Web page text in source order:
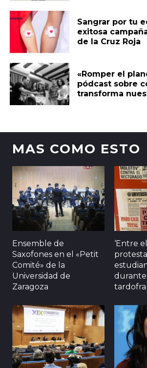
Sangrar por tu
exitosa
de la Cruz Roja
«Romper el
pódcast sobre
transforma
MAS COMO ESTO
Ensemble de
Saxofones en el «Petit
Comité» de la
Universidad de
Zaragoza
‘Entre
durante